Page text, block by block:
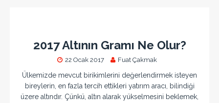
2017 Altının Gramı Ne Olur?
22 Ocak 2017 Fuat Çakmak
Ülkemizde mevcut birikimlerini değerlendirmek isteyen
bireylerin, en fazla tercih ettikleri yatırım aracı, bilindiği
üzere altındır. Çünkü, altın alarak yükselmesini beklemek,